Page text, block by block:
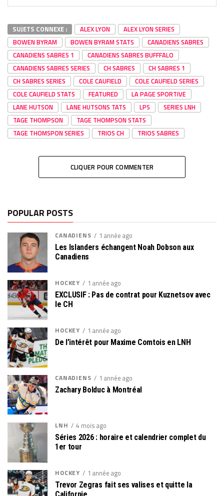
SUJETS CONNEXE : ALEX LYON
ALEX LYON SERIES
BOWEN BYRAM
BOWEN BYRAM STATS
CANADIENS SABRES
CANADIENS SABRES 1
CANADIENS SABRES BUFFFALO
CANADIENS SABRES SERIES
CH SABRES
CH SABRES 1
CH SABRES SERIES
COLE CAUFIELD
COLE CAUFIELD SERIES
COLE CAUFIELD STATS
FEATURED
LA PAGE SPORTIVE
LANE HUTSON
LANE HUTSONS TATS LPS
SERIES LNH
TAGE THOMPSON
TAGE THOMPSON STATS
TAGE THOMSPON SERIES
TRIOS CH TRIOS SABRES
CLIQUER POUR COMMENTER
POPULAR POSTS
CANADIENS 1 année ago
Les Islanders échangent Noah Dobson aux
Canadiens
HOCKEY 1 année ago
EXCLUSIF : Pas de contrat pour Kuznetsov avec
le CH
HOCKEY 1 année ago
De l’intérêt pour Maxime Comtois en LNH
CANADIENS 1 année ago
Zachary Bolduc à Montréal
LNH 4 mois ago
Séries 2026 : horaire et calendrier complet du
1er tour
HOCKEY 1 année ago
Trevor Zegras fait ses valises et quitte la